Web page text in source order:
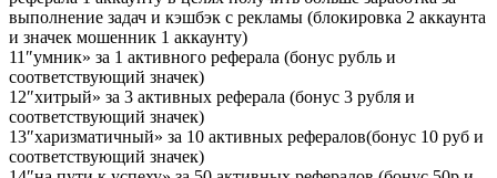
выполнение задач и кэшбэк с рекламы (блокировка 2 аккаунта
и значек мошенник 1 аккаунту)
11″умник» за 1 активного реферала (бонус рубль и
соответствующий значек)
12″хитрый» за 3 активных реферала (бонус 3 рубля и
соответствующий значек)
13″харизматичный» за 10 активных рефералов(бонус 10 руб и
соответствующий значек)